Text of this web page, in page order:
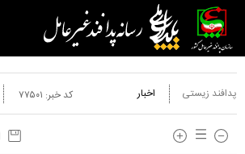
پدافند زیستی اخبار کد خبر: ۷۷۵۰۱